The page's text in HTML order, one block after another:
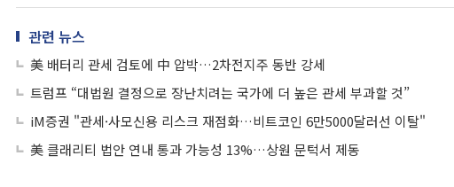
관련 뉴스
美 배터리 관세 검토에 中 압박…2차전지주 동반 강세
트럼프 “대법원 결정으로 장난치려는 국가에 더 높은 관세 부과할 것”
iM증권 "관세·사모신용 리스크 재점화…비트코인 6만5000달러선 이탈"
美 클래리티 법안 연내 통과 가능성 13%…상원 문턱서 제동